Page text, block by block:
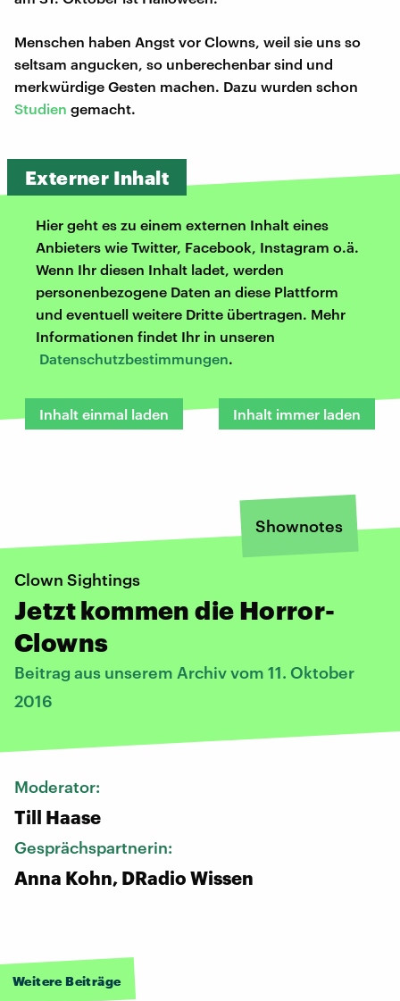
Menschen haben Angst vor Clowns, weil sie uns so
seltsam angucken, so unberechenbar sind und
merkwürdige Gesten machen. Dazu wurden schon
Studien gemacht.
Externer Inhalt
Hier geht es zu einem externen Inhalt eines
Anbieters wie Twitter, Facebook, Instagram o.ä.
Wenn Ihr diesen Inhalt ladet, werden
personenbezogene Daten an diese Plattform
und eventuell weitere Dritte übertragen. Mehr
Informationen findet Ihr in unseren
Datenschutzbestimmungen.
Inhalt einmal laden Inhalt immer laden
Shownotes
Clown Sightings
Jetzt kommen die Horror-
Clowns
Beitrag aus unserem Archiv vom 11. Oktober
2016
Moderator:
Till Haase
Gesprächspartnerin:
Anna Kohn, DRadio Wissen
Weitere Beiträge